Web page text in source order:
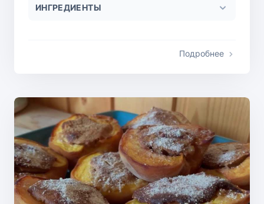
ИНГРЕДИЕНТЫ
Подробнее